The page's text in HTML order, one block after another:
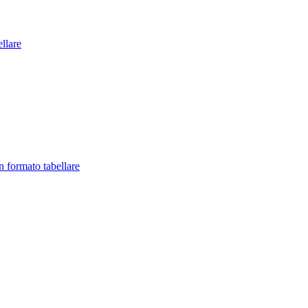
formato tabellare